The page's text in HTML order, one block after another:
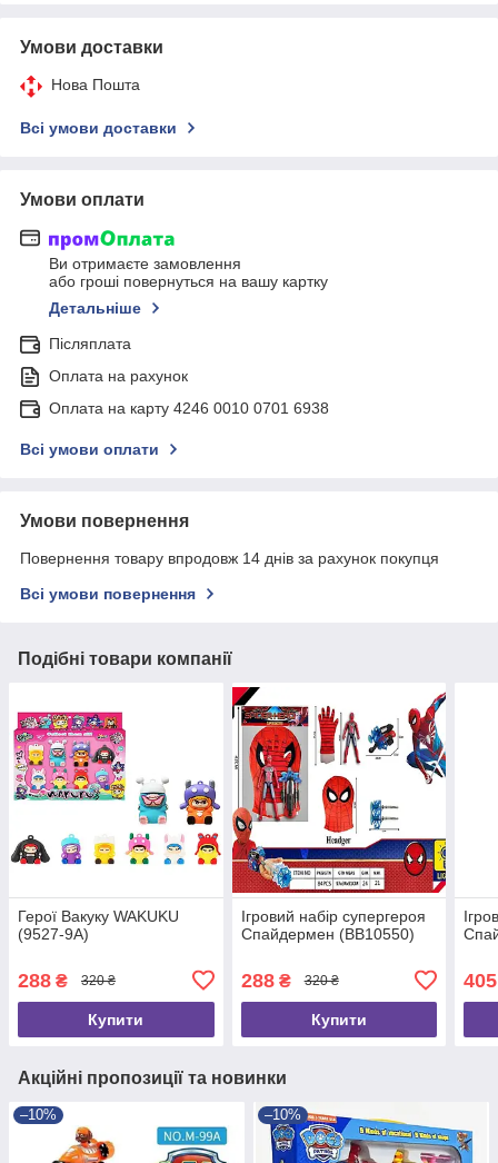
Умови доставки
Нова Пошта
Всі умови доставки
Умови оплати
Ви отримаєте замовлення
або гроші повернуться на вашу картку
Детальніше
Післяплата
Оплата на рахунок
Оплата на карту 4246 0010 0701 6938
Всі умови оплати
Умови повернення
Повернення товару впродовж 14 днів за рахунок покупця
Всі умови повернення
Подібні товари компанії
Герої Вакуку WAKUKU
(9527-9А)
288 ₴ 320 ₴
Купити
Ігровий набір супергероя
Спайдермен (BB10550)
288₴ 320 ₴
Купити
405
Акційні пропозиції та новинки
–10% –10%